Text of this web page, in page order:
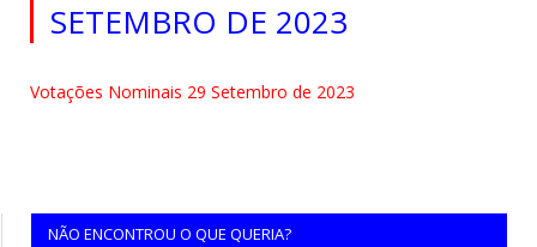
SETEMBRO DE 2023
Votações Nominais 29 Setembro de 2023
NÃO ENCONTROU O QUE QUERIA?